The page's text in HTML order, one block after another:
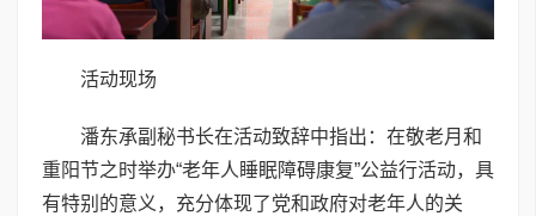
活动现场
潘东承副秘书长在活动致辞中指出：在敬老月和
重阳节之时举办“老年人睡眠障碍康复”公益行活动，具
有特别的意义，充分体现了党和政府对老年人的关